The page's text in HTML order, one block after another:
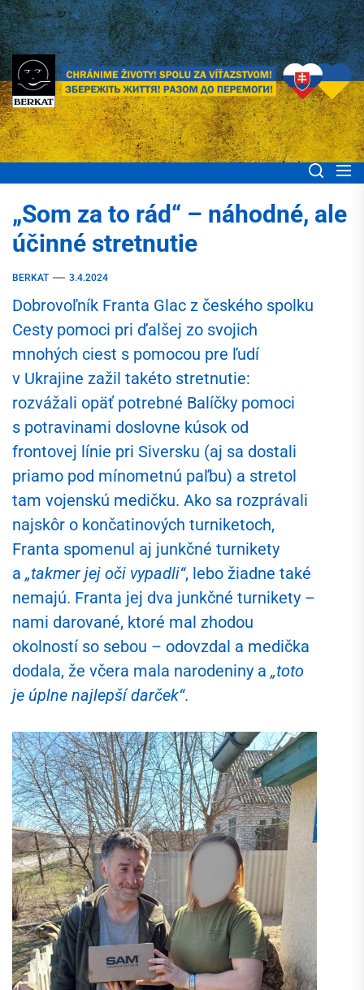
Skip
to
the
content
BERKAT Spoločne
pomáhame ľuďom
Ukrajiny
Chránime životy! Spolu za víťazstvom! Збережіть життя! Разом до
перемоги!
„Som za to rád“ – náhodné, ale
účinné stretnutie
BERKAT 3.4.2024
Dobrovoľník Franta Glac z českého spolku
Cesty pomoci pri ďalšej zo svojich
mnohých ciest s pomocou pre ľudí
v Ukrajine zažil takéto stretnutie:
rozvážali opäť potrebné Balíčky pomoci
s potravinami doslovne kúsok od
frontovej línie pri Siversku (aj sa dostali
priamo pod mínometnú paľbu) a stretol
tam vojenskú medičku. Ako sa rozprávali
najskôr o končatinových turniketoch,
Franta spomenul aj junkčné turnikety
a „takmer jej oči vypadli“, lebo žiadne také
nemajú. Franta jej dva junkčné turnikety –
nami darované, ktoré mal zhodou
okolností so sebou – odovzdal a medička
dodala, že včera mala narodeniny a „toto
je úplne najlepší darček“.